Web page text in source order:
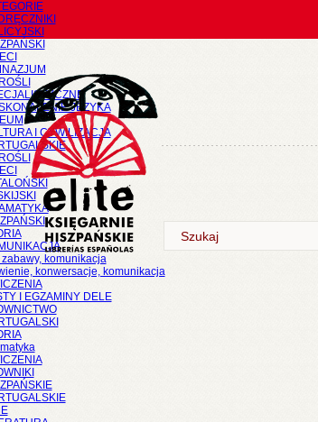
JĘZYKA
I CYWILIZACJA
zabawy, komunikacja
konwersacje, komunikacja
I EGZAMINY DELE